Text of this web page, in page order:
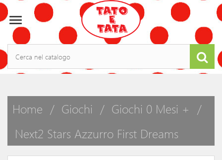

Home Giochi
Giochi 0 Mesi +
Next2 Stars Azzurro First Dreams